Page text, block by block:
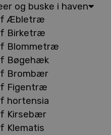
og buske i haven
Æbletræ
Birketræ
Blommetræ
Bøgehæk
Brombær
Figentræ
hortensia
Kirsebær
Klematis